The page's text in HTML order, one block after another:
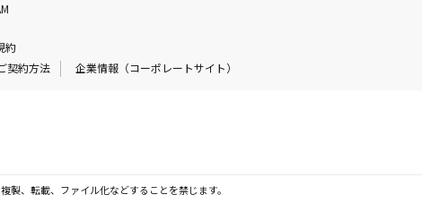
約
契約方法 企業情報（コーポレートサイト）
製、転載、ファイル化などすることを禁じます。